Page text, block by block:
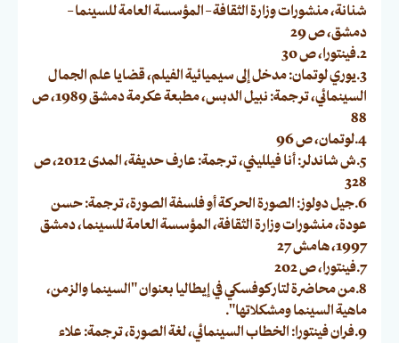
شنانة، منشورات وزارة الثقافة – المؤسسة العامة للسينما –
دمشق، ص 29
2.فينتورا، ص 30
3.يوري لوتمان: مدخل إلى سيميائية الفيلم، قضايا علم الجمال
السينمائي، ترجمة: نبيل الدبس، مطبعة عكرمة دمشق 1989، ص
88
4.لوتمان، ص 96
5.ش شاندلر: أنا فيلليني، ترجمة: عارف حديفة، المدى 2012، ص
328
6.جيل دولوز: الصورة الحركة أو فلسفة الصورة، ترجمة: حسن
عودة، منشورات وزارة الثقافة، المؤسسة العامة للسينما، دمشق
1997، هامش 27
7.فينتورا، ص 202
8.من محاضرة لتاركوفسكي في إيطاليا بعنوان "السينما والزمن،
ماهية السينما ومشكلاتها".
9.فران فينتورا: الخطاب السينمائي، لغة الصورة، ترجمة: علاء